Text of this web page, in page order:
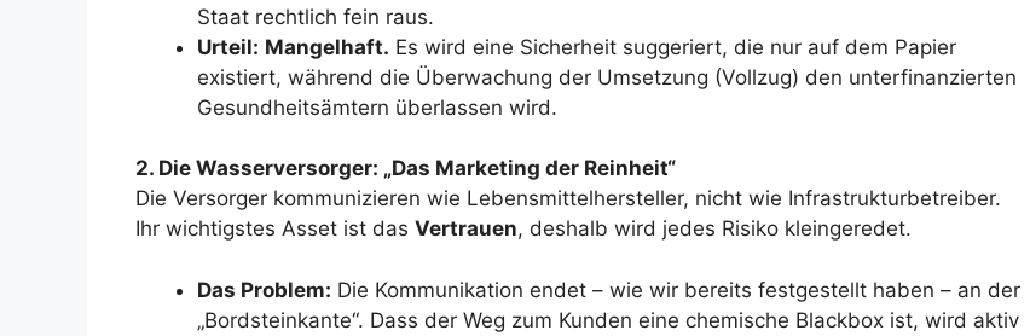
Staat rechtlich fein raus.
Urteil: Mangelhaft. Es wird eine Sicherheit suggeriert, die nur auf dem Papier
existiert, während die Überwachung der Umsetzung (Vollzug) den unterfinanzierten
Gesundheitsämtern überlassen wird.
2. Die Wasserversorger: „Das Marketing der Reinheit“
Die Versorger kommunizieren wie Lebensmittelhersteller, nicht wie Infrastrukturbetreiber.
Ihr wichtigstes Asset ist das Vertrauen, deshalb wird jedes Risiko kleingeredet.
Das Problem: Die Kommunikation endet – wie wir bereits festgestellt haben – an der
„Bordsteinkante“. Dass der Weg zum Kunden eine chemische Blackbox ist, wird aktiv